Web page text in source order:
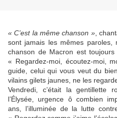
« C’est la même chanson »,
sont jamais les mêmes paroles,
chanson de Macron est
« Regardez-moi, écoutez-moi,
guide, celui qui vous veut du
vilains gilets jaunes, ne les
Vendredi, c’était la gentillette
l’Élysée, urgence ô combien
ans, l’illuminée de la lutte